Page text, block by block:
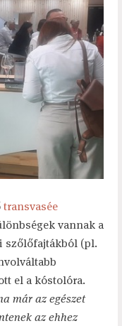
transvasée
vannak a
szőlőfajtákból (pl.
el a kóstolóra.
már az egészet
az ehhez